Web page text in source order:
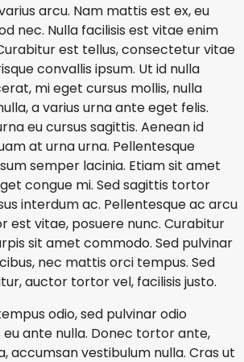
arcu. Nam mattis est ex, eu
nec. Nulla facilisis est vitae enim
est tellus, consectetur vitae
convallis ipsum. Ut id nulla
mi eget cursus mollis, nulla
a varius urna ante eget felis.
eu cursus sagittis. Aenean id
at urna urna. Pellentesque
semper lacinia. Etiam sit amet
congue mi. Sed sagittis tortor
interdum ac. Pellentesque ac arcu
est vitae, posuere nunc. Curabitur
sit amet commodo. Sed pulvinar
nec mattis orci tempus. Sed
auctor tortor vel, facilisis justo.
odio, sed pulvinar odio
eu ante nulla. Donec tortor ante,
accumsan vestibulum nulla. Cras ut